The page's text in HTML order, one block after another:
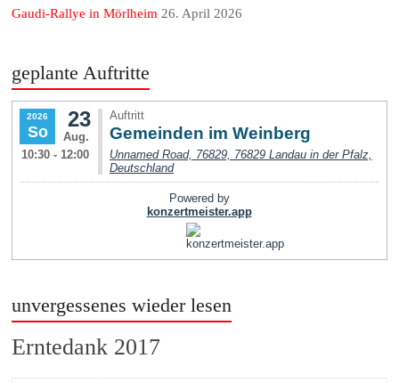
Gaudi-Rallye in Mörlheim 26. April 2026
geplante Auftritte
unvergessenes wieder lesen
Erntedank 2017